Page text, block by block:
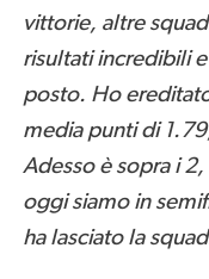
vittorie, altre
risultati incredibili
posto. Ho
media punti di
Adesso è sopra i
oggi siamo in
ha lasciato la